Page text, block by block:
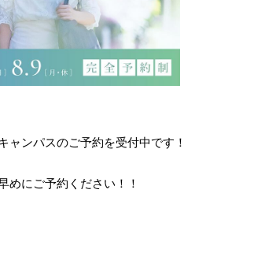
ャンパスのご予約を受付中です！
めにご予約ください！！